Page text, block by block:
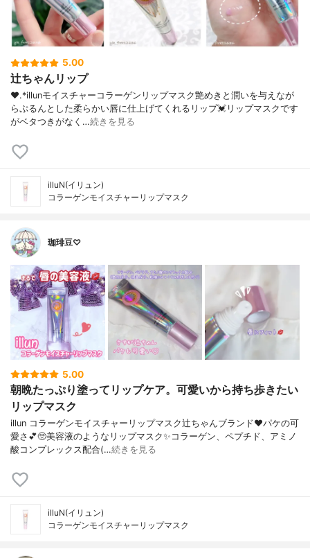
5.00
辻ちゃんリップ
❤︎.*⁡illunモイスチャーコラーゲンリップマスク⁡艶めきと潤いを与えなが
らぷるんとした柔らかい唇に仕上げてくれるリップ💓⁡リップマスクです
がベタつきがなく…続きを見る
illuN(イリュン)
コラーゲンモイスチャーリップマスク
珈琲豆♡
5.00
朝晩たっぷり塗ってリップケア。可愛いから持ち歩きたい
リップマスク
illun コラーゲンモイスチャーリップマスク辻ちゃんブランド❤︎パケの可
愛さ💕🥺美容液のようなリップマスク✨コラーゲン、ペプチド、アミノ
酸コンプレックス配合(…続きを見る
illuN(イリュン)
コラーゲンモイスチャーリップマスク